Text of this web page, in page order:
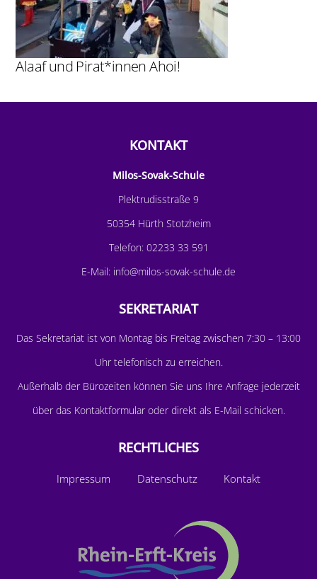
Alaaf und Pirat*innen Ahoi!
KONTAKT
Milos-Sovak-Schule
Plektrudisstraße 9
50354 Hürth Stotzheim
Telefon:02233 33 591
E-Mail: info@milos-sovak-schule.de
SEKRETARIAT
Das Sekretariat ist von Montag bis Freitag zwischen 7:30 – 13:00
Uhr telefonisch zu erreichen.
Außerhalb der Bürozeiten können Sie uns Ihre Anfrage jederzeit
über das Kontaktformularoder direkt als E-Mail schicken.
RECHTLICHES
Impressum Datenschutz Kontakt